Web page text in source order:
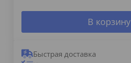
В корзину
Быстрая доставка